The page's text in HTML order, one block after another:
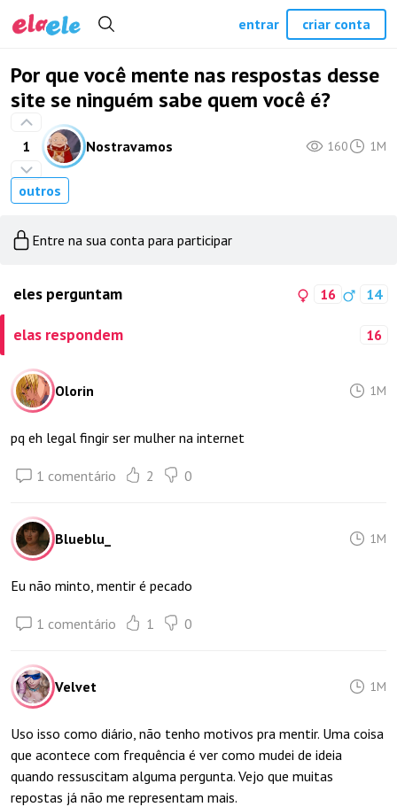
Por que você mente nas respostas desse
site se ninguém sabe quem você é?
1 Nostravamos 160 1M
outros
Entre na sua conta para participar
eles perguntam 16 14
elas respondem 16
Olorin 1M
pq eh legal fingir ser mulher na internet
1 comentário 2 0
Blueblu_ 1M
Eu não minto, mentir é pecado
1 comentário 1 0
Velvet 1M
Uso isso como diário, não tenho motivos pra mentir. Uma coisa
que acontece com frequência é ver como mudei de ideia
quando ressuscitam alguma pergunta. Vejo que muitas
repostas já não me representam mais.
entrar criar conta